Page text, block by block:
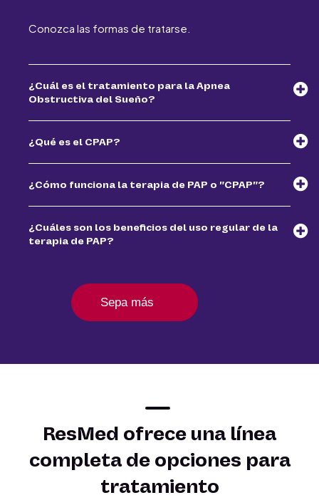
Conozca las formas de tratarse.
¿Cuál es el tratamiento para la Apnea
Obstructiva del Sueño?
¿Qué es el CPAP?
¿Cómo funciona la terapia de PAP o "CPAP"?
¿Cuáles son los beneficios del uso regular de la
terapia de PAP?
Sepa más
ResMed ofrece una línea
completa de opciones para
tratamiento